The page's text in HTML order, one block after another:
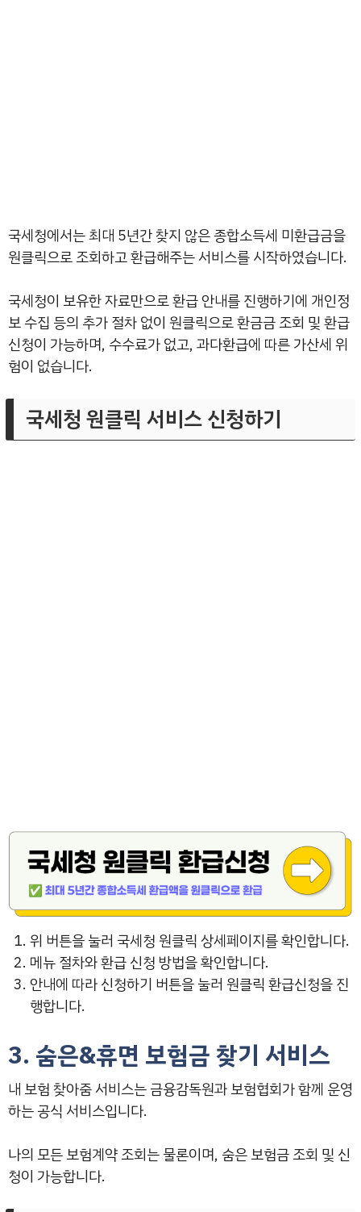
국세청에서는 최대 5년간 찾지 않은 종합소득세 미환급금을
원클릭으로 조회하고 환급해주는 서비스를 시작하였습니다.
국세청이 보유한 자료만으로 환급 안내를 진행하기에 개인정
보 수집 등의 추가 절차 없이 원클릭으로 환금금 조회 및 환급
신청이 가능하며, 수수료가 없고, 과다환급에 따른 가산세 위
험이 없습니다.
국세청 원클릭 서비스 신청하기
위 버튼을 눌러 국세청 원클릭 상세페이지를 확인합니다.
메뉴 절차와 환급 신청 방법을 확인합니다.
안내에 따라 신청하기 버튼을 눌러 원클릭 환급신청을 진
행합니다.
3. 숨은&휴면 보험금 찾기 서비스
내 보험 찾아줌 서비스는 금융감독원과 보험협회가 함께 운영
하는 공식 서비스입니다.
나의 모든 보험계약 조회는 물론이며, 숨은 보험금 조회 및 신
청이 가능합니다.